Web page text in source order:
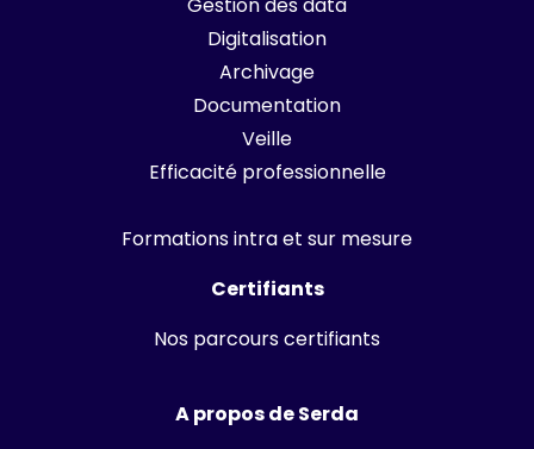
Digitalisation
Archivage
Documentation
Veille
Efficacité professionnelle
Formations intra et sur mesure
Certifiants
Nos parcours certifiants
A propos de Serda